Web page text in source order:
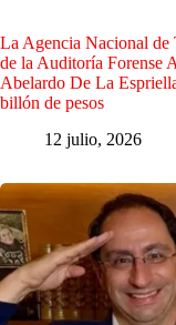
La Agencia Nacional de
de la Auditoría Forense
Abelardo De La
billón de pesos
12 julio, 2026